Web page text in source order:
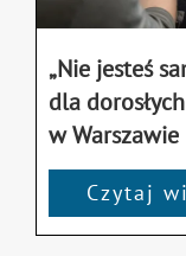
„Nie jesteś
dla
w Warszawie
Czytaj